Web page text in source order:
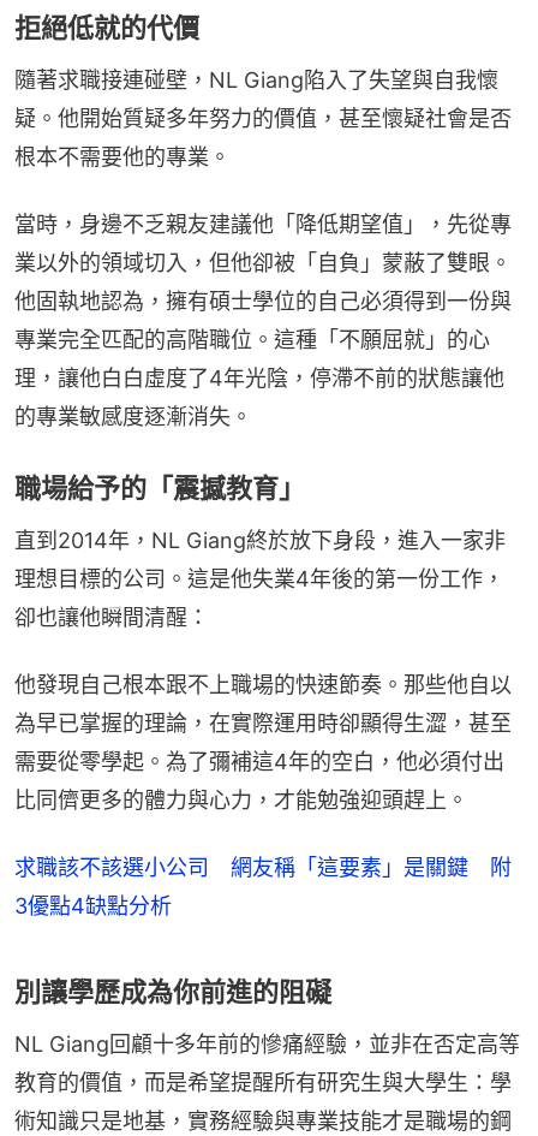
拒絕低就的代價
隨著求職接連碰壁，NL Giang陷入了失望與自我懷
疑。他開始質疑多年努力的價值，甚至懷疑社會是否
根本不需要他的專業。
當時，身邊不乏親友建議他「降低期望值」，先從專
業以外的領域切入，但他卻被「自負」蒙蔽了雙眼。
他固執地認為，擁有碩士學位的自己必須得到一份與
專業完全匹配的高階職位。這種「不願屈就」的心
理，讓他白白虛度了4年光陰，停滯不前的狀態讓他
的專業敏感度逐漸消失。
職場給予的「震撼教育」
直到2014年，NL Giang終於放下身段，進入一家非
理想目標的公司。這是他失業4年後的第一份工作，
卻也讓他瞬間清醒：
他發現自己根本跟不上職場的快速節奏。那些他自以
為早已掌握的理論，在實際運用時卻顯得生澀，甚至
需要從零學起。為了彌補這4年的空白，他必須付出
比同儕更多的體力與心力，才能勉強迎頭趕上。
求職該不該選小公司 網友稱「這要素」是關鍵 附
3優點4缺點分析
別讓學歷成為你前進的阻礙
NL Giang回顧十多年前的慘痛經驗，並非在否定高等
教育的價值，而是希望提醒所有研究生與大學生：學
術知識只是地基，實務經驗與專業技能才是職場的鋼